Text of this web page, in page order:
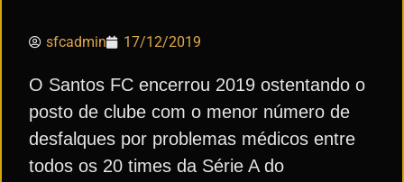
sfcadmin 17/12/2019
O Santos FC encerrou 2019 ostentando o
posto de clube com o menor número de
desfalques por problemas médicos entre
todos os 20 times da Série A do